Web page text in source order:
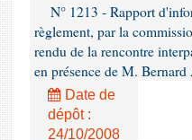
N° 1213 - Rapport
règlement, par la
rendu de la rencontre
en présence de M.
Date de
dépôt :
24/10/2008